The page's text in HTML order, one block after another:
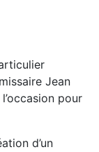
Jean
pour
d’un